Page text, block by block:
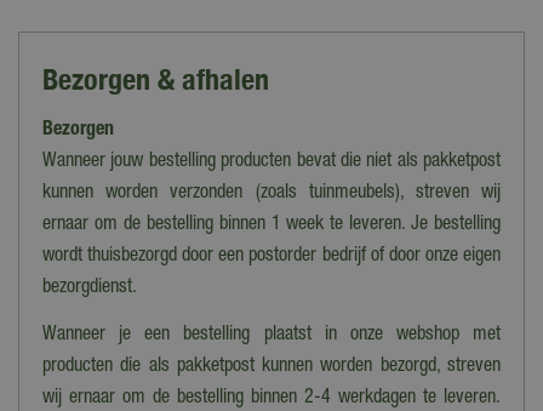
Figuren
Thema
Caddington Village
Bewegend
Geluid
Nee
Bezorgen & afhalen
Bezorgen
Wanneer jouw bestelling producten bevat die niet als pakketpost
kunnen worden verzonden (zoals tuinmeubels), streven wij
ernaar om de bestelling binnen 1 week te leveren. Je bestelling
wordt thuisbezorgd door een postorder bedrijf of door onze eigen
bezorgdienst.
Wanneer je een bestelling plaatst in onze webshop met
producten die als pakketpost kunnen worden bezorgd, streven
wij ernaar om de bestelling binnen 2-4 werkdagen te leveren.